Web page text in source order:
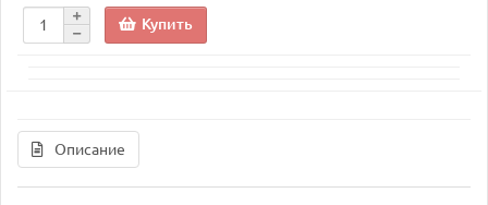
Купить
Описание